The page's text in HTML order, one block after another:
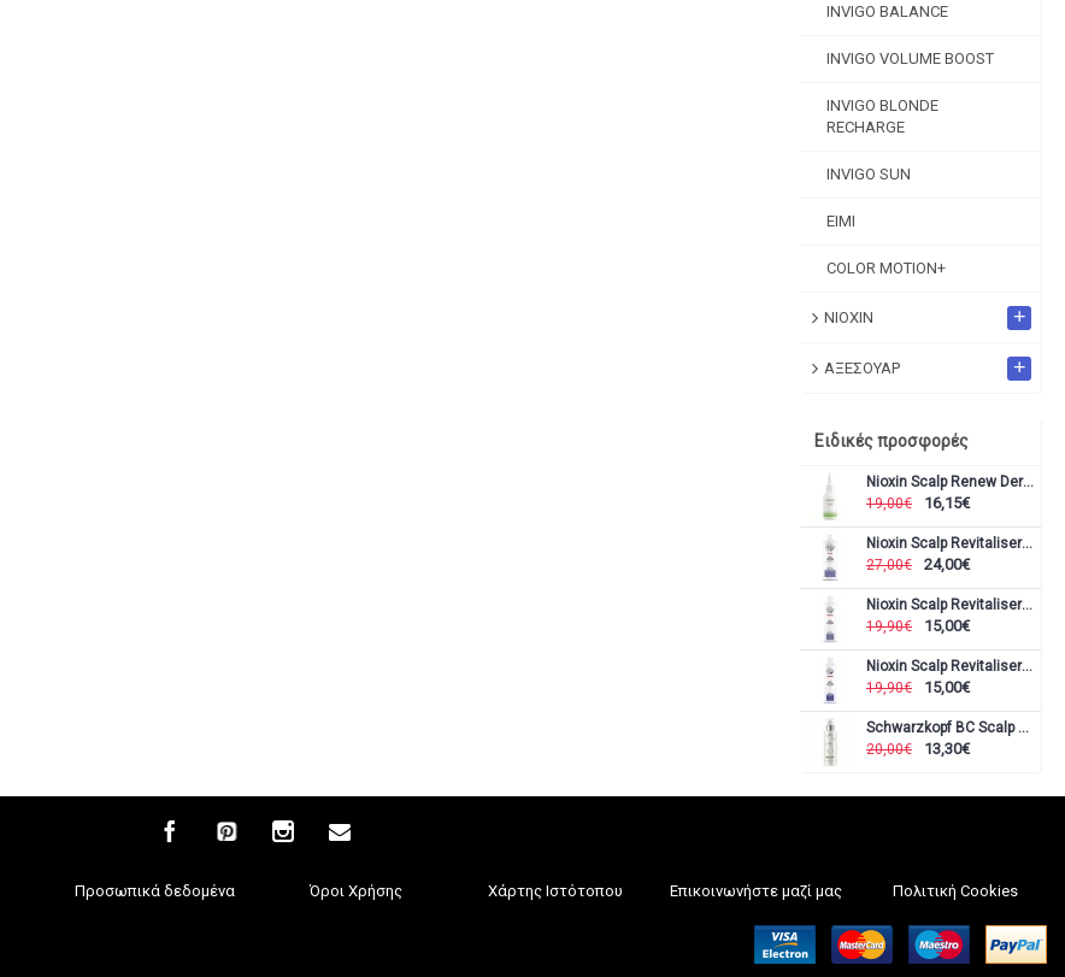
INVIGO BALANCE
INVIGO VOLUME BOOST
INVIGO BLONDE
RECHARGE
INVIGO SUN
EIMI
COLOR MOTION+
NIOXIN +
ΑΞΕΣΟΥΑΡ +
Ειδικές προσφορές
Nioxin Scalp Renew Dermabrasion 75ml
19,00€
16,15€
Nioxin Scalp Revitaliser Conditioner Σύστημα 5 1000ml
27,00€
24,00€
Nioxin Scalp Revitaliser Conditioner Σύστημα 5 300ml
19,90€
15,00€
Nioxin Scalp Revitaliser Conditioner Σύστημα 6 300ml
19,90€
15,00€
Schwarzkopf BC Scalp Genesis soothing serum 100ml
20,00€
13,30€
Προσωπικά δεδομένα Όροι Χρήσης Χάρτης Ιστότοπου Επικοινωνήστε μαζί μας Πολιτική Cookies